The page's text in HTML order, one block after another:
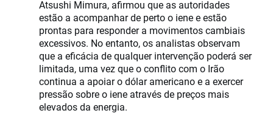
Atsushi Mimura, afirmou que as autoridades
estão a acompanhar de perto o iene e estão
prontas para responder a movimentos cambiais
excessivos. No entanto, os analistas observam
que a eficácia de qualquer intervenção poderá ser
limitada, uma vez que o conflito com o Irão
continua a apoiar o dólar americano e a exercer
pressão sobre o iene através de preços mais
elevados da energia.